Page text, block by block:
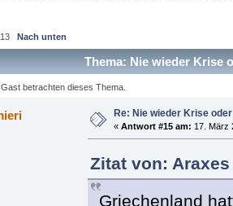
13 Nach unten
Thema: Nie wieder Krise
betrachten dieses Thema.
Re: Nie wieder Krise
« Antwort #15 am: 17. März
Zitat von: Araxes
Griechenland